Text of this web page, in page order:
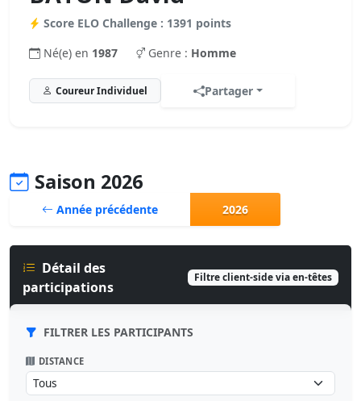
Score ELO Challenge : 1391 points
Né(e) en 1987 Genre : Homme
Coureur Individuel Partager
Saison 2026
Année précédente 2026
Détail des
participations
Filtre client-side via en-têtes
FILTRER LES PARTICIPANTS
DISTANCE